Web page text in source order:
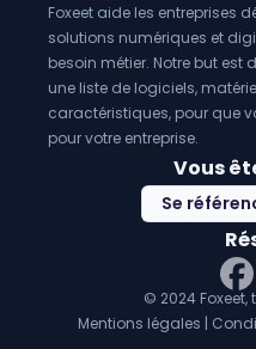
Foxeet aide les entreprises
solutions numériques et
besoin métier. Notre but est
une liste de logiciels,
caractéristiques, pour que
pour votre entreprise.
Vous
Se
© 2024 Foxeet,
Mentions légales |